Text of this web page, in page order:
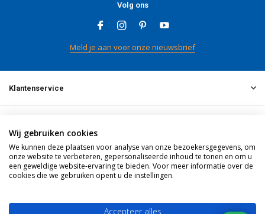
Volg ons
Meld je aan voor onze nieuwsbrief
Klantenservice
Informatie
Wij gebruiken cookies
We kunnen deze plaatsen voor analyse van onze bezoekersgegevens, om
onze website te verbeteren, gepersonaliseerde inhoud te tonen en om u
een geweldige website-ervaring te bieden. Voor meer informatie over de
cookies die we gebruiken opent u de instellingen.
Accepteer alles